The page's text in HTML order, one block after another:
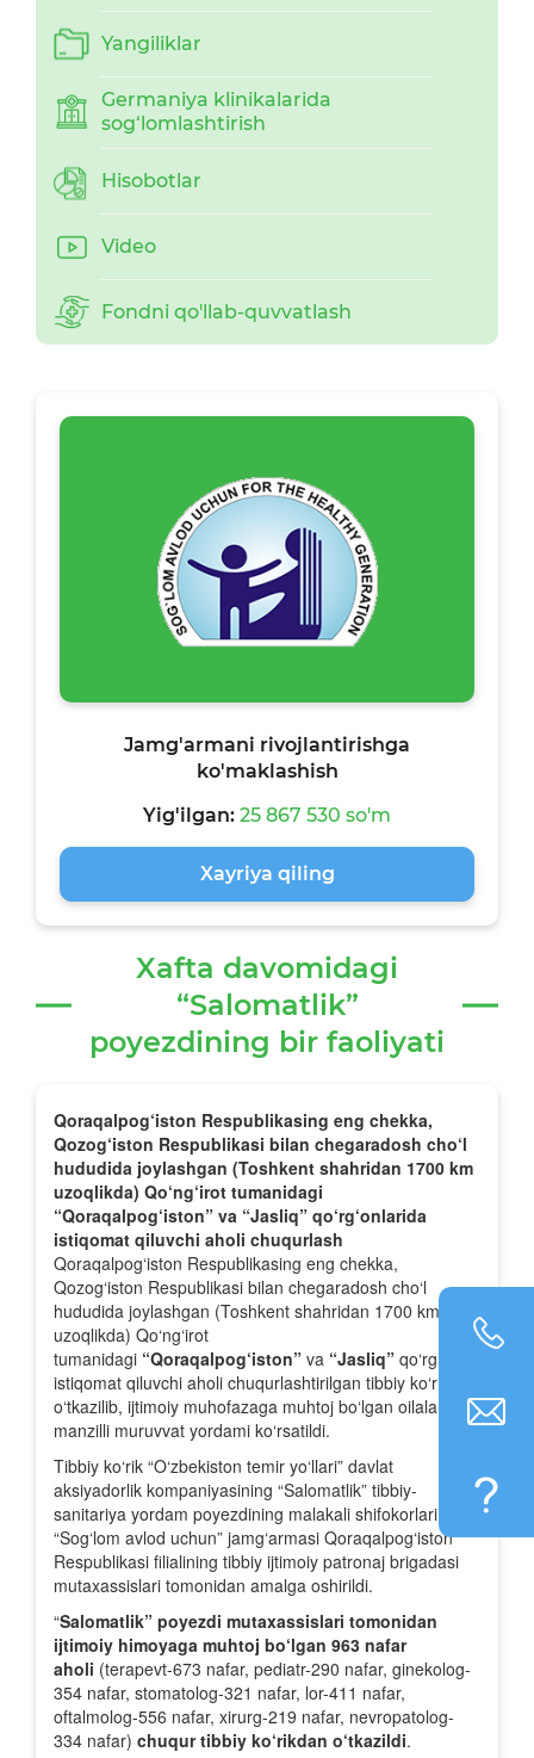
Yangiliklar
Germaniya klinikalarida
sog‘lomlashtirish
Hisobotlar
Video
Fondni qo'llab-quvvatlash
Jamg'armani rivojlantirishga
ko'maklashish
Yig'ilgan: 25 867 530 so'm
Xayriya qiling
Xafta davomidagi
“Salomatlik”
poyezdining bir faoliyati
Qoraqalpog‘iston Respublikasing eng chekka,
Qozog‘iston Respublikasi bilan chegaradosh cho‘l
hududida joylashgan (Toshkent shahridan 1700 km
uzoqlikda) Qo‘ng‘irot tumanidagi
“Qoraqalpog‘iston” va “Jasliq” qo‘rg‘onlarida
istiqomat qiluvchi aholi chuqurlash
Qoraqalpog‘iston Respublikasing eng chekka,
Qozog‘iston Respublikasi bilan chegaradosh cho‘l
hududida joylashgan (Toshkent shahridan 1700 km
uzoqlikda) Qo‘ng‘irot
tumanidagi “Qoraqalpog‘iston” va “Jasliq” qo‘rg‘onlarida
istiqomat qiluvchi aholi chuqurlashtirilgan tibbiy ko‘rikdan
o‘tkazilib, ijtimoiy muhofazaga muhtoj bo‘lgan oilalarga
manzilli muruvvat yordami ko‘rsatildi.
Tibbiy ko‘rik “O‘zbekiston temir yo‘llari” davlat
aksiyadorlik kompaniyasining “Salomatlik” tibbiy-
sanitariya yordam poyezdining malakali shifokorlari,
“Sog‘lom avlod uchun” jamg‘armasi Qoraqalpog‘iston
Respublikasi filialining tibbiy ijtimoiy patronaj brigadasi
mutaxassislari tomonidan amalga oshirildi.
“Salomatlik” poyezdi mutaxassislari tomonidan
ijtimoiy himoyaga muhtoj bo‘lgan 963 nafar
aholi (terapevt-673 nafar, pediatr-290 nafar, ginekolog-
354 nafar, stomatolog-321 nafar, lor-411 nafar,
oftalmolog-556 nafar, xirurg-219 nafar, nevropatolog-
334 nafar) chuqur tibbiy ko‘rikdan o‘tkazildi.